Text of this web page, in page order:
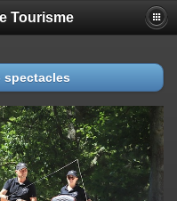
Tourisme
spectacles